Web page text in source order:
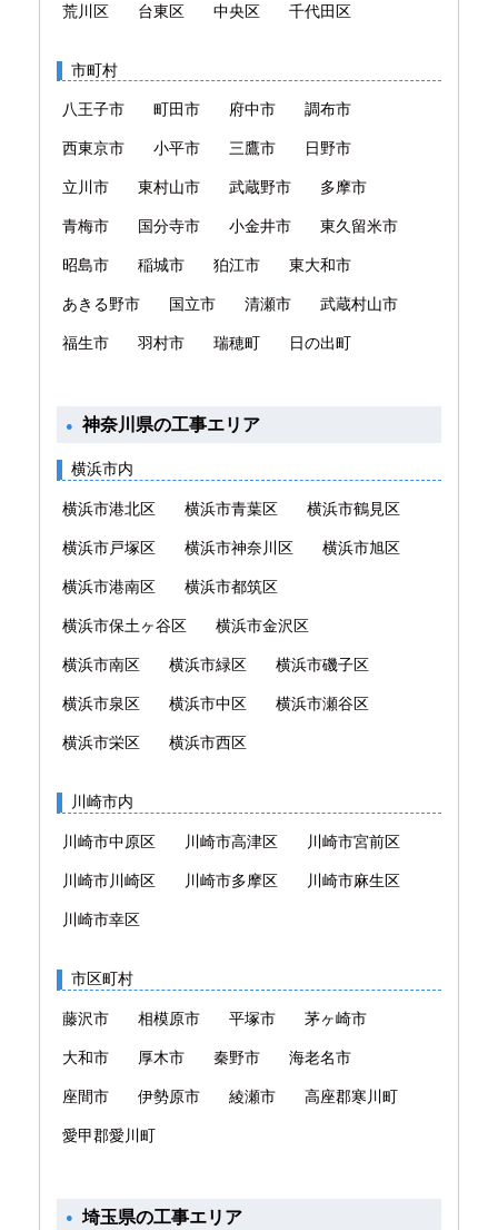
荒川区 台東区 中央区 千代田区
市町村
八王子市 町田市 府中市 調布市
西東京市 小平市 三鷹市 日野市
立川市 東村山市 武蔵野市 多摩市
青梅市 国分寺市 小金井市 東久留米市
昭島市 稲城市 狛江市 東大和市
あきる野市 国立市 清瀬市 武蔵村山市
福生市 羽村市 瑞穂町 日の出町
神奈川県の工事エリア
横浜市内
横浜市港北区 横浜市青葉区 横浜市鶴見区
横浜市戸塚区 横浜市神奈川区 横浜市旭区
横浜市港南区 横浜市都筑区
横浜市保土ヶ谷区 横浜市金沢区
横浜市南区 横浜市緑区 横浜市磯子区
横浜市泉区 横浜市中区 横浜市瀬谷区
横浜市栄区 横浜市西区
川崎市内
川崎市中原区 川崎市高津区 川崎市宮前区
川崎市川崎区 川崎市多摩区 川崎市麻生区
川崎市幸区
市区町村
藤沢市 相模原市 平塚市 茅ヶ崎市
大和市 厚木市 秦野市 海老名市
座間市 伊勢原市 綾瀬市 高座郡寒川町
愛甲郡愛川町
埼玉県の工事エリア